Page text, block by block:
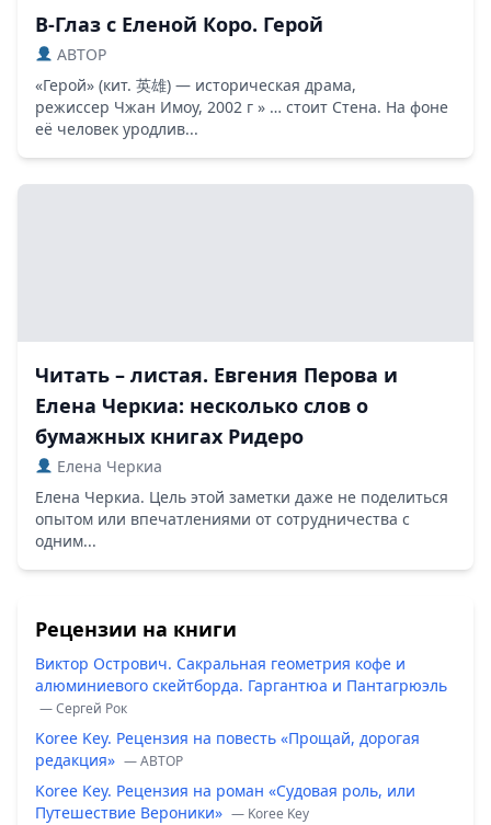
В-Глаз с Еленой Коро. Герой
ABTOP
«Герой» (кит. 英雄) — историческая драма,
режиссер Чжан Имоу, 2002 г » … стоит Стена. На фоне
её человек уродлив...
Читать – листая. Евгения Перова и
Елена Черкиа: несколько слов о
бумажных книгах Ридеро
Елена Черкиа
Елена Черкиа. Цель этой заметки даже не поделиться
опытом или впечатлениями от сотрудничества с
одним...
Рецензии на книги
Виктор Острович. Сакральная геометрия кофе и
алюминиевого скейтборда. Гаргантюа и Пантагрюэль
— Сергей Рок
Koree Key. Рецензия на повесть «Прощай, дорогая
редакция» — ABTOP
Koree Key. Рецензия на роман «Судовая роль, или
Путешествие Вероники» — Koree Key